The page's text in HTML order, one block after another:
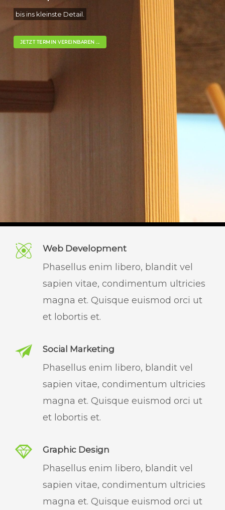
bis ins kleinste Detail.
JETZT TERMIN VEREINBAREN ...
Web Development
Phasellus enim libero, blandit vel
sapien vitae, condimentum ultricies
magna et. Quisque euismod orci ut
et lobortis et.
Social Marketing
Phasellus enim libero, blandit vel
sapien vitae, condimentum ultricies
magna et. Quisque euismod orci ut
et lobortis et.
Graphic Design
Phasellus enim libero, blandit vel
sapien vitae, condimentum ultricies
magna et. Quisque euismod orci ut